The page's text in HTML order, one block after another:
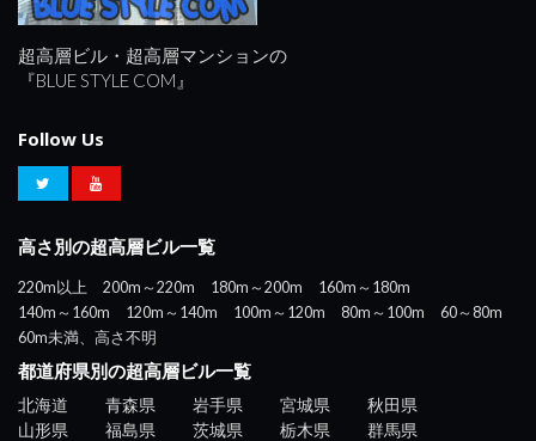
超高層ビル・超高層マンションの
『BLUE STYLE COM』
Follow Us
高さ別の超高層ビル一覧
220m以上 200m～220m 180m～200m
160m～180m
140m～160m
120m～140m 100m～120m 80m～100m
60～80m
60m未満、高さ不明
都道府県別の超高層ビル一覧
北海道 青森県 岩手県 宮城県
秋田県
山形県
福島県 茨城県 栃木県
群馬県